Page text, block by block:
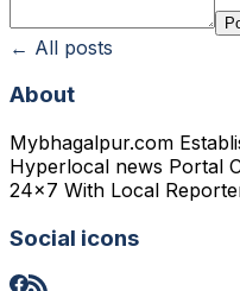
← All posts
About
Mybhagalpur.com
Hyperlocal news Portal
24x7 With Local
Social icons